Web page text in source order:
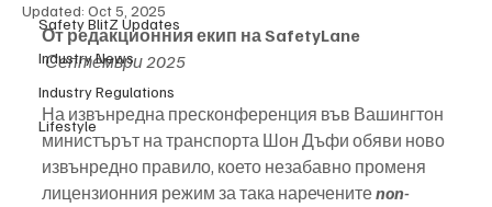
Safety BlitZ Updates
Industry News
Industry Regulations
Lifestyle
Updated: Oct 5, 2025
От редакционния екип на SafetyLane
Септември 2025
На извънредна пресконференция във Вашингтон
министърът на транспорта Шон Дъфи обяви ново
извънредно правило, което незабавно променя
лицензионния режим за така наречените non-